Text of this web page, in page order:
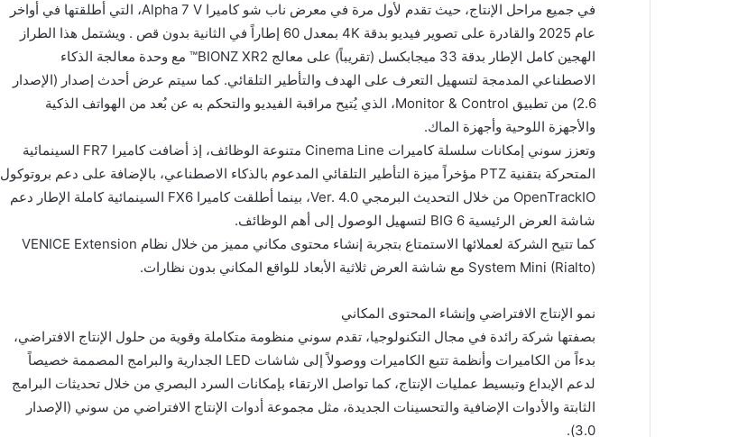
في جميع مراحل الإنتاج، حيث تقدم لأول مرة في معرض ناب شو كاميرا Alpha 7 V، التي أطلقتها في أواخر
عام 2025 والقادرة على تصوير فيديو بدقة 4K بمعدل 60 إطاراً في الثانية بدون قص . ويشتمل هذا الطراز
الهجين كامل الإطار بدقة 33 ميجابكسل (تقريباً) على معالج BIONZ XR2™️ مع وحدة معالجة الذكاء
الاصطناعي المدمجة لتسهيل التعرف على الهدف والتأطير التلقائي. كما سيتم عرض أحدث إصدار (الإصدار
2.6) من تطبيق Monitor & Control، الذي يُتيح مراقبة الفيديو والتحكم به عن بُعد من الهواتف الذكية
والأجهزة اللوحية وأجهزة الماك.
وتعزز سوني إمكانات سلسلة كاميرات Cinema Line متنوعة الوظائف، إذ أضافت كاميرا FR7 السينمائية
المتحركة بتقنية PTZ مؤخراً ميزة التأطير التلقائي المدعوم بالذكاء الاصطناعي، بالإضافة على دعم بروتوكول
OpenTrackIO من خلال التحديث البرمجي Ver. 4.0، بينما أطلقت كاميرا FX6 السينمائية كاملة الإطار دعم
شاشة العرض الرئيسية BIG 6 لتسهيل الوصول إلى أهم الوظائف.
كما تتيح الشركة لعملائها الاستمتاع بتجربة إنشاء محتوى مكاني مميز من خلال نظام VENICE Extension
System Mini (Rialto) مع شاشة العرض ثلاثية الأبعاد للواقع المكاني بدون نظارات.
نمو الإنتاج الافتراضي وإنشاء المحتوى المكاني
بصفتها شركة رائدة في مجال التكنولوجيا، تقدم سوني منظومة متكاملة وقوية من حلول الإنتاج الافتراضي،
بدءاً من الكاميرات وأنظمة تتبع الكاميرات ووصولاً إلى شاشات LED الجدارية والبرامج المصممة خصيصاً
لدعم الإبداع وتبسيط عمليات الإنتاج، كما تواصل الارتقاء بإمكانات السرد البصري من خلال تحديثات البرامج
الثابتة والأدوات الإضافية والتحسينات الجديدة، مثل مجموعة أدوات الإنتاج الافتراضي من سوني (الإصدار
3.0).